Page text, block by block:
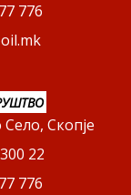
776
Скопје
22
776